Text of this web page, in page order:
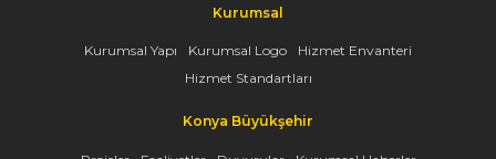
Kurumsal
Kurumsal Yapı Kurumsal Logo
Hizmet Envanteri
Hizmet Standartları
Konya Büyükşehir